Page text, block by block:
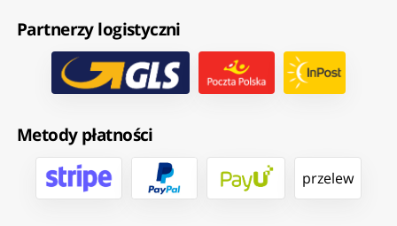
Partnerzy logistyczni
Metody płatności
przelew